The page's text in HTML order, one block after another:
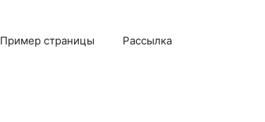
Пример страницы Рассылка